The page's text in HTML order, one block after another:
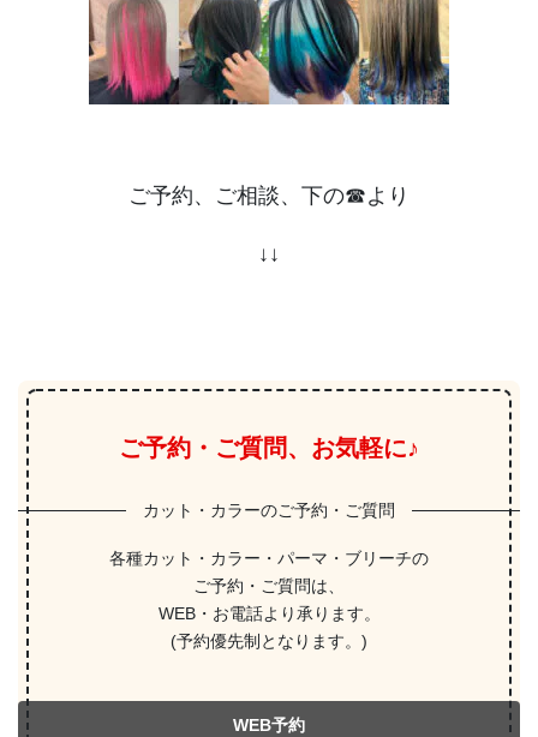
ご予約、ご相談、下の☎︎より
↓↓
ご予約・ご質問、お気軽に♪
カット・カラーのご予約・ご質問
各種カット・カラー・パーマ・ブリーチの
ご予約・ご質問は、
WEB・お電話より承ります。
(予約優先制となります。)
WEB予約